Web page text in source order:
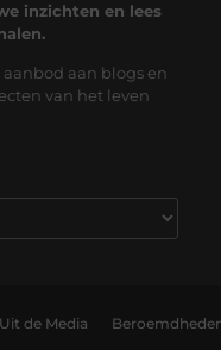
inzichten en lees
aan blogs en
van het leven
Uit de Media